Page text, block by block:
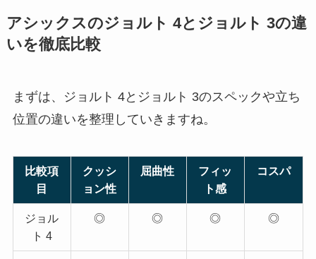
アシックスのジョルト 4とジョルト 3の違
いを徹底比較
まずは、ジョルト 4とジョルト 3のスペックや立ち
位置の違いを整理していきますね。
比較項
目
クッシ
ョン性
屈曲性
フィッ
ト感
コスパ
ジョル
ト 4
◎ ◎ ◎ ◎